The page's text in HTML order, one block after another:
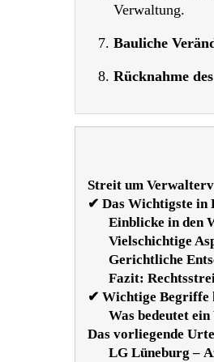
Verwaltung.
Bauliche
Rücknahme
Streit um
✔ Das Wichtigste in
Einblicke in den
Vielschichtige
Gerichtliche
Fazit:
✔ Wichtige
Was bedeutet
Das vorliegende
LG Lüneburg –